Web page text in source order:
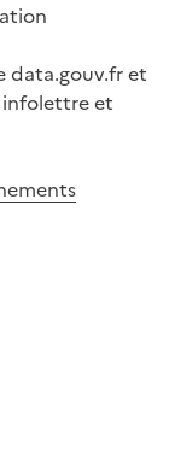
data.gouv.fr et
infolettre et